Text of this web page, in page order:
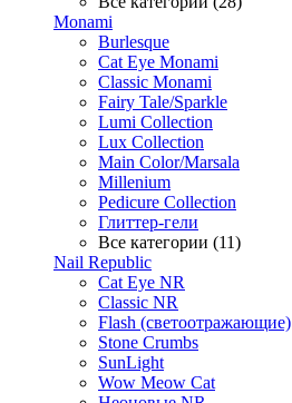
Monami
Burlesque
Cat Eye Monami
Classic Monami
Fairy Tale/Sparkle
Lumi Collection
Lux Collection
Main Color/Marsala
Millenium
Pedicure Collection
Глиттер-гели
Все категории (11)
Nail Republic
Cat Eye NR
Classic NR
Flash (светоотражающие)
Stone Crumbs
SunLight
Wow Meow Cat